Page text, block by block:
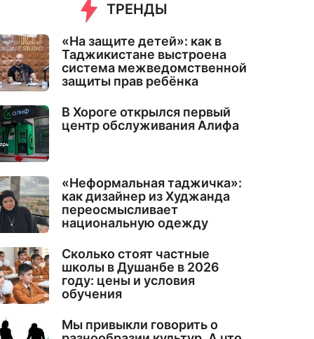
ТРЕНДЫ
«На защите детей»: как в
Таджикистане выстроена
система межведомственной
защиты прав ребёнка
В Хороге открылся первый
центр обслуживания Алифа
«Неформальная таджичка»:
как дизайнер из Худжанда
переосмысливает
национальную одежду
Сколько стоят частные
школы в Душанбе в 2026
году: цены и условия
обучения
Мы привыкли говорить о